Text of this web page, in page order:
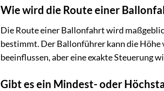
Wie wird die Route einer
Die Route einer Ballonfahrt wird
bestimmt. Der Ballonführer kann die
beeinflussen, aber eine exakte Steuerung
Gibt es ein Mindest- oder